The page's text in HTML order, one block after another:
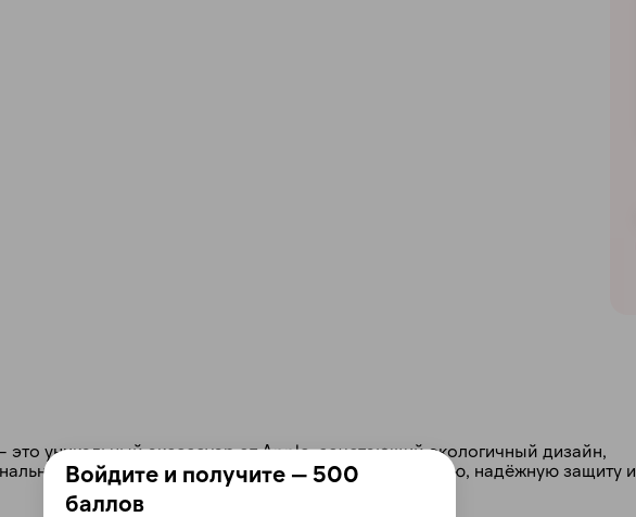
это уникальный аксессуар от Apple, сочетающий экологичный дизайн,
Он обеспечивает стильную персонализацию, надёжную защиту и
25
недели
Войдите и получите — 500
баллов